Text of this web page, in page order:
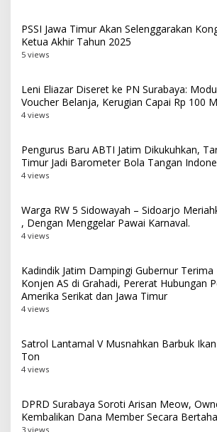
PSSI Jawa Timur Akan Selenggarakan
Ketua Akhir Tahun 2025
5 views
Leni Eliazar Diseret ke PN Surabaya:
Voucher Belanja, Kerugian Capai Rp 100
4 views
Pengurus Baru ABTI Jatim Dikukuhkan,
Timur Jadi Barometer Bola Tangan
4 views
Warga RW 5 Sidowayah – Sidoarjo
, Dengan Menggelar Pawai Karnaval.
4 views
Kadindik Jatim Dampingi Gubernur Terima
Konjen AS di Grahadi, Pererat Hubungan
Amerika Serikat dan Jawa Timur
4 views
Satrol Lantamal V Musnahkan Barbuk
Ton
4 views
DPRD Surabaya Soroti Arisan Meow,
Kembalikan Dana Member Secara
3 views